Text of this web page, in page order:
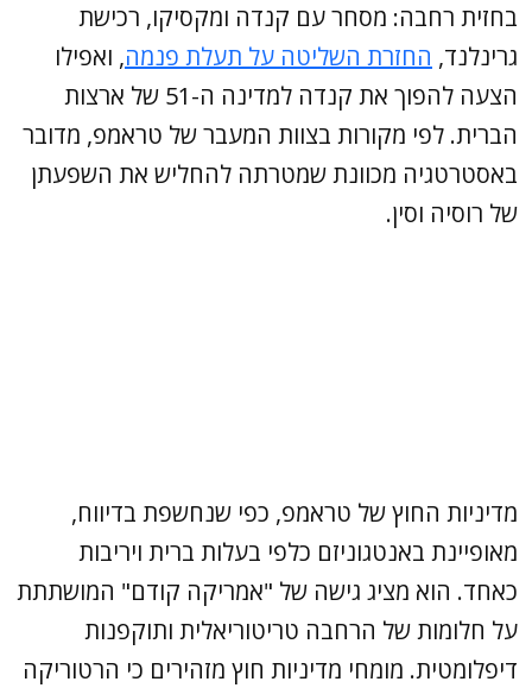
בחזית רחבה: מסחר עם קנדה ומקסיקו, רכישת
גרינלנד, החזרת השליטה על תעלת פנמה, ואפילו
הצעה להפוך את קנדה למדינה ה-51 של ארצות
הברית. לפי מקורות בצוות המעבר של טראמפ, מדובר
באסטרטגיה מכוונת שמטרתה להחליש את השפעתן
של רוסיה וסין.
מדיניות החוץ של טראמפ, כפי שנחשפת בדיווח,
מאופיינת באנטגוניזם כלפי בעלות ברית ויריבות
כאחד. הוא מציג גישה של "אמריקה קודם" המושתתת
על חלומות של הרחבה טריטוריאלית ותוקפנות
דיפלומטית. מומחי מדיניות חוץ מזהירים כי הרטוריקה